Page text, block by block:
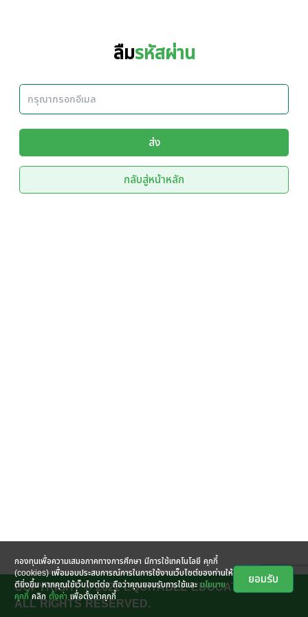
ลืมรหัสผ่าน
ส่ง
กลับสู่หน้าหลัก
COPYRIGHT © 2022 EQUITABLE EDUCATION FUND
ALL RIGHTS RESERVED.
กองทุนเพื่อความเสมอภาคทางการศึกษา มีการใช้เทคโนโลยี คุกกี้
(cookies) เพื่อมอบประสบการณ์การในการใช้งานเว็บไซต์ของท่านให้
ดียิ่งขึ้น หากคุณใช้เว็บไซต์ต่อ ถือว่าคุณยอมรับการใช้และนโยบาย
คุกกี้คลิกตั้งค่าเพื่อตั้งค่าคุกกี้
ยอมรับ